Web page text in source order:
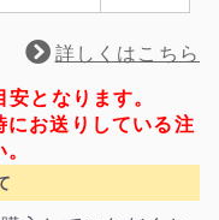
詳しくはこちら
となります。
にお送りしている注